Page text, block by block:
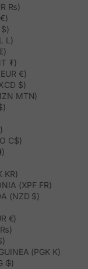
₨)
L)
₮)
€)
$)
MTN)
C$)
KR)
(XPF FR)
(NZD $)
€)
₨)
(PGK K)
₲)